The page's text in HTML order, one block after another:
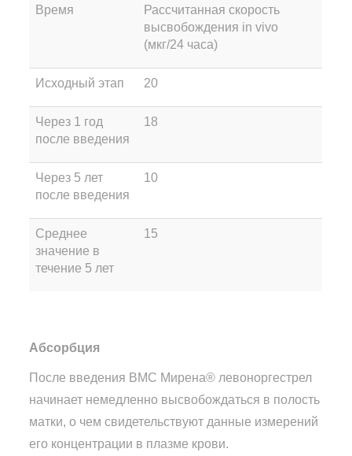
Время
Рассчитанная скорость
высвобождения in vivo
(мкг/24 часа)
Исходный этап 20
Через 1 год
после введения
18
Через 5 лет
после введения
10
Среднее
значение в
течение 5 лет
15
Абсорбция
После введения ВМС Мирена® левоноргестрел
начинает немедленно высвобождаться в полость
матки, о чем свидетельствуют данные измерений
его концентрации в плазме крови.